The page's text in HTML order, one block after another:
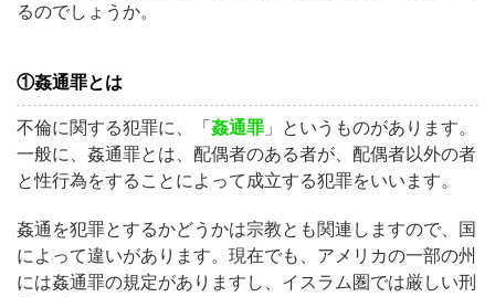
るのでしょうか。
①姦通罪とは
不倫に関する犯罪に、「 姦通罪 」というものがあります。
一般に、姦通罪とは、配偶者のある者が、配偶者以外の者
と性行為をすることによって成立する犯罪をいいます。
姦通を犯罪とするかどうかは宗教とも関連しますので、国
によって違いがあります。現在でも、アメリカの一部の州
には姦通罪の規定がありますし、イスラム圏では厳しい刑